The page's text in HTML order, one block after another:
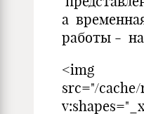
а
работы -
<img
src="/cache/